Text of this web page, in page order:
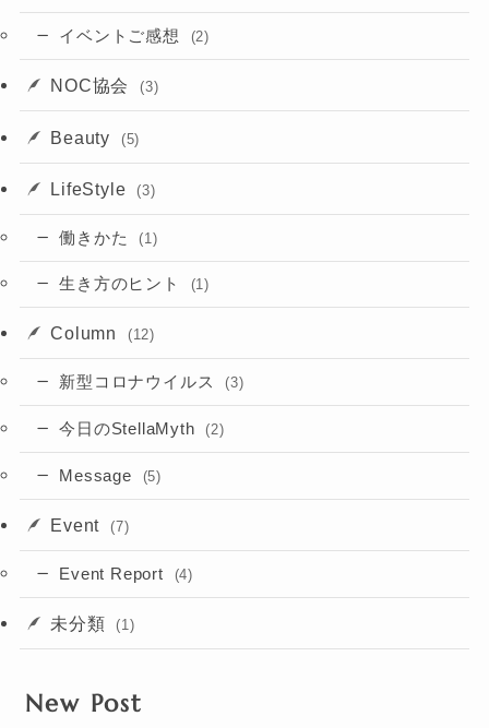
イベントご感想 (2)
NOC協会 (3)
Beauty (5)
LifeStyle (3)
働きかた (1)
生き方のヒント (1)
Column (12)
新型コロナウイルス (3)
今日のStellaMyth (2)
Message (5)
Event (7)
Event Report (4)
未分類 (1)
New Post